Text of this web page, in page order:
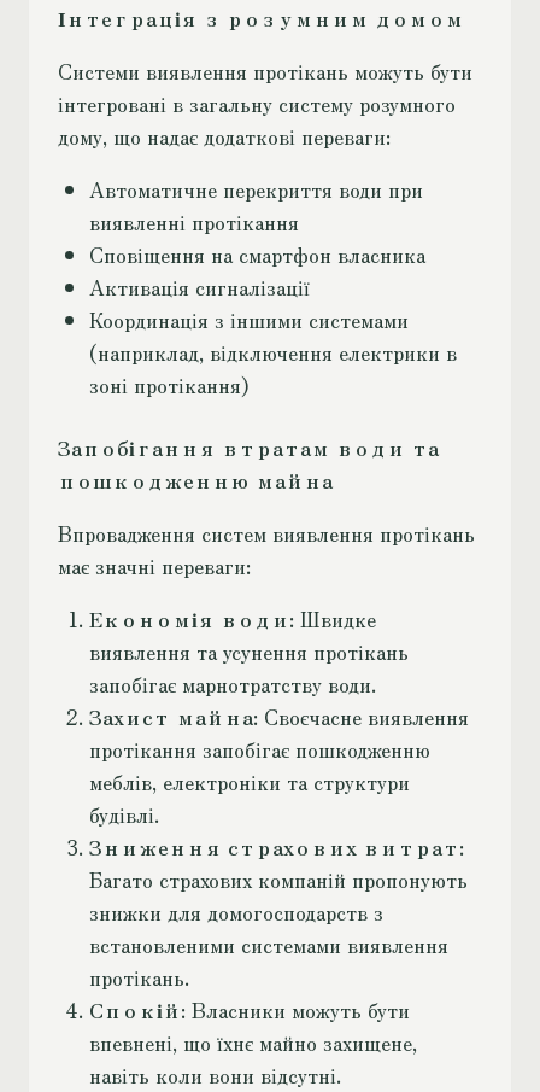
Інтеграція з розумним домом
Системи виявлення протікань можуть бути
інтегровані в загальну систему розумного
дому, що надає додаткові переваги:
Автоматичне перекриття води при
виявленні протікання
Сповіщення на смартфон власника
Активація сигналізації
Координація з іншими системами
(наприклад, відключення електрики в
зоні протікання)
Запобігання втратам води та
пошкодженню майна
Впровадження систем виявлення протікань
має значні переваги:
Економія води: Швидке
виявлення та усунення протікань
запобігає марнотратству води.
Захист майна: Своєчасне виявлення
протікання запобігає пошкодженню
меблів, електроніки та структури
будівлі.
Зниження страхових витрат:
Багато страхових компаній пропонують
знижки для домогосподарств з
встановленими системами виявлення
протікань.
Спокій: Власники можуть бути
впевнені, що їхнє майно захищене,
навіть коли вони відсутні.